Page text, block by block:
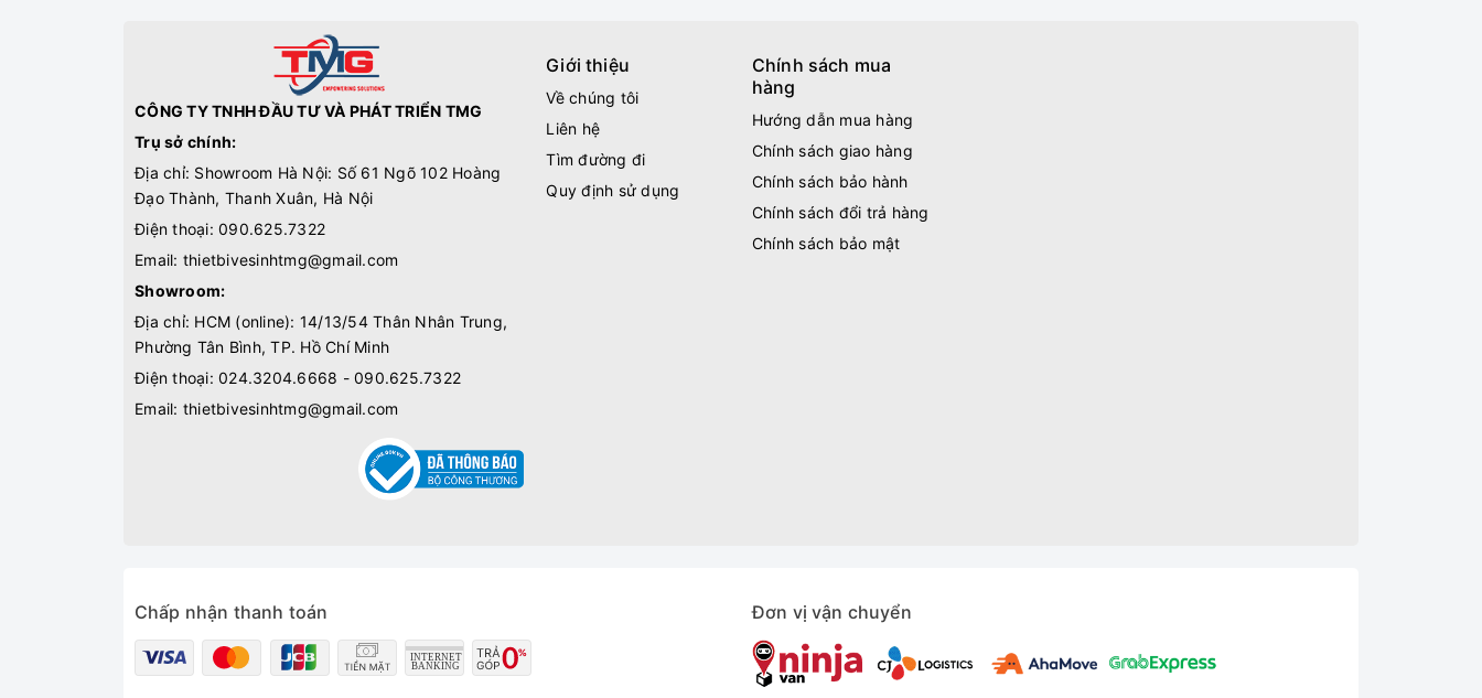
CÔNG TY TNHH ĐẦU TƯ VÀ PHÁT TRIỂN TMG
Trụ sở chính:
Địa chỉ: Showroom Hà Nội: Số 61 Ngõ 102 Hoàng
Đạo Thành, Thanh Xuân, Hà Nội
Điện thoại: 090.625.7322
Email: thietbivesinhtmg@gmail.com
Showroom:
Địa chỉ: HCM (online): 14/13/54 Thân Nhân Trung,
Phường Tân Bình, TP. Hồ Chí Minh
Điện thoại: 024.3204.6668 - 090.625.7322
Email: thietbivesinhtmg@gmail.com
Giới thiệu
Về chúng tôi
Liên hệ
Tìm đường đi
Quy định sử dụng
Chính sách mua
hàng
Hướng dẫn mua hàng
Chính sách giao hàng
Chính sách bảo hành
Chính sách đổi trả hàng
Chính sách bảo mật
Chấp nhận thanh toán Đơn vị vận chuyển